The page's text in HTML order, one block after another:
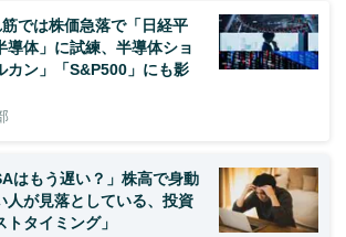
では株価急落で「日経平
導体」に試練、半導体ショ
カン」「S&P500」にも影
はもう遅い？」株高で身動
人が見落としている、投資
トタイミング」